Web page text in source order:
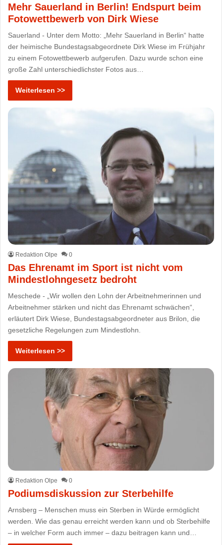
Mehr Sauerland in Berlin! Endspurt beim
Fotowettbewerb von Dirk Wiese
Sauerland - Unter dem Motto: „Mehr Sauerland in Berlin“ hatte
der heimische Bundestagsabgeordnete Dirk Wiese im Frühjahr
zu einem Fotowettbewerb aufgerufen. Dazu wurde schon eine
große Zahl unterschiedlichster Fotos aus…
Weiterlesen >>
Redaktion Olpe 0
Das Ehrenamt im Sport ist nicht vom
Mindestlohngesetz bedroht
Meschede - „Wir wollen den Lohn der Arbeitnehmerinnen und
Arbeitnehmer stärken und nicht das Ehrenamt schwächen“,
erläutert Dirk Wiese, Bundestagsabgeordneter aus Brilon, die
gesetzliche Regelungen zum Mindestlohn.
Weiterlesen >>
Redaktion Olpe 0
Podiumsdiskussion zur Sterbehilfe
Arnsberg – Menschen muss ein Sterben in Würde ermöglicht
werden. Wie das genau erreicht werden kann und ob Sterbehilfe
– in welcher Form auch immer – dazu beitragen kann und…